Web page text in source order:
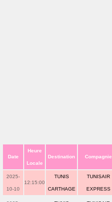
Date
Heure
Locale
Destination Compagnie
2025-
10-10
12:15:00
TUNIS
CARTHAGE
TUNISAIR
EXPRESS